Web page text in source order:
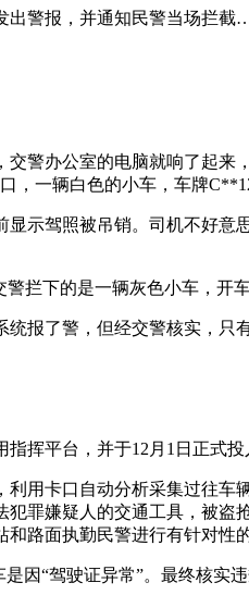
警报，并通知民警当场拦
办公室的电脑就响了起来
，一辆白色的小车，车牌
驾照被吊销。司机不好意
下的是一辆灰色小车，开车
了警，但经交警核实，只
平台，并于12月1日正式投
卡口自动分析采集过往车
罪嫌疑人的交通工具，被
路面执勤民警进行有针对性
“驾驶证异常”。最终核实